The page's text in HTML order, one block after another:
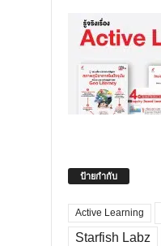
ป้ายกำกับ
Active Learning
Starfish Labz